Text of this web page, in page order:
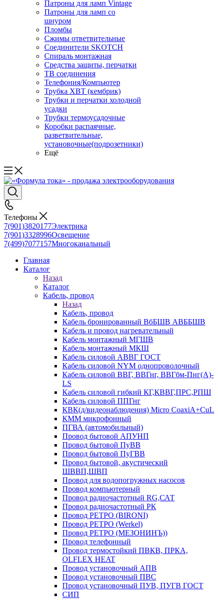
Патроны для ламп Vintage
Патроны для ламп со
шнуром
Пломбы
Сжимы ответвительные
Соединители SKOTCH
Спираль монтажная
Средства защиты, перчатки
ТВ соединения
Телефония/Компьютер
Трубка ХВТ (кембрик)
Трубки и перчатки холодной
усадки
Трубки термоусадочные
Коробки распаячные,
разветвительные,
установочные(подрозетники)
Ещё
Телефоны
7(901)3820177Электрика
7(901)3328996Освещение
7(499)7077157Многоканальный
Главная
Каталог
Назад
Каталог
Кабель, провод
Назад
Кабель, провод
Кабель бронированный ВбБШВ АВББШВ
Кабель и провод нагревательный
Кабель монтажный МГШВ
Кабель монтажный МКШ
Кабель силовой АВВГ ГОСТ
Кабель силовой NYM однопроволочный
Кабель силовой ВВГ, ВВГнг, ВВГбм-Пнг(А)-
LS
Кабель силовой гибкий КГ,КВВГ,ПРС,РПШ
Кабель силовой ППГнг
КВК(д/видеонаблюдения) Micro CoaxiA+CuL
КММ микрофонный
ПГВА (автомобильный)
Провод бытовой АПУНП
Провод бытовой ПуВВ
Провод бытовой ПуГВВ
Провод бытовой, акустический
ШВВП,ШВП
Провод для водопогружных насосов
Провод компьютерный
Провод радиочастотный RG,САТ
Провод радиочастотный РК
Провод РЕТРО (BIRONI)
Провод РЕТРО (Werkel)
Провод РЕТРО (МЕЗОНИНЪ))
Провод телефонный
Провод термостойкий ПВКВ, ПРКА,
OLFLEX HEAT
Провод установочный АПВ
Провод установочный ПВС
Провод установочный ПУВ, ПУГВ ГОСТ
СИП